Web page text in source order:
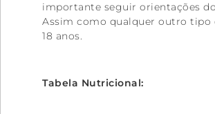
importante seguir orientações
Assim como qualquer outro tipo
18 anos.
Tabela Nutricional: